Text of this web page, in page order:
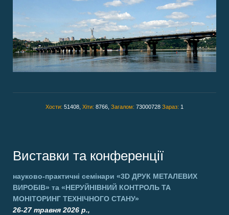
Хости: 51408, Хіти: 8766, Загалом: 73000728 Зараз: 1
Виставки та конференції
науково-практичні семінари «3D ДРУК МЕТАЛЕВИХ
ВИРОБІВ» та «НЕРУЙНІВНИЙ КОНТРОЛЬ ТА
МОНІТОРИНГ ТЕХНІЧНОГО СТАНУ»
26-27 травня 2026 р.,